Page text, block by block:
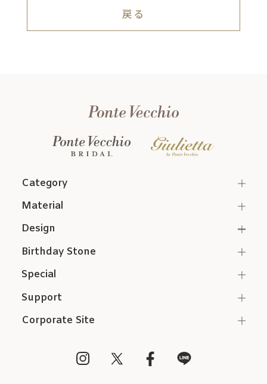
戻る
Category
Support
Corporate Site
Material
Design
Birthday Stone
Special